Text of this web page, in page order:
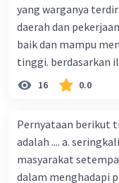
yang warganya
daerah dan
baik dan mampu
tinggi. berdasarkan
berfungsi sebagai
16 0.0
Pernyataan berikut
adalah .... a.
masyarakat
dalam menghadapi